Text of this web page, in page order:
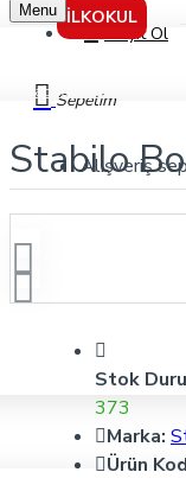
Kayıt Ol
Sepetim
Alışveriş
İLKOKUL
Menu
Stabilo Boss Orıgınal
Stabilo
Stok
373
Marka:
Ürün